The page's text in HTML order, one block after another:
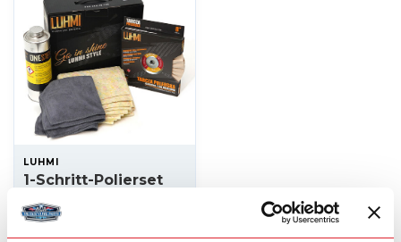
LUHMI
1-Schritt-Polierset